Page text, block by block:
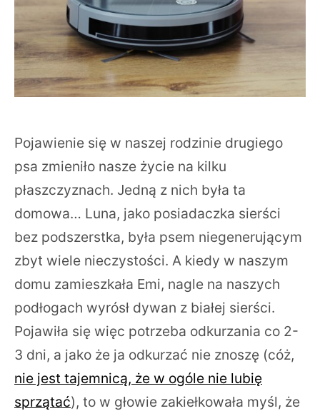
Pojawienie się w naszej rodzinie drugiego
psa zmieniło nasze życie na kilku
płaszczyznach. Jedną z nich była ta
domowa… Luna, jako posiadaczka sierści
bez podszerstka, była psem niegenerującym
zbyt wiele nieczystości. A kiedy w naszym
domu zamieszkała Emi, nagle na naszych
podłogach wyrósł dywan z białej sierści.
Pojawiła się więc potrzeba odkurzania co 2-
3 dni, a jako że ja odkurzać nie znoszę (cóż,
nie jest tajemnicą, że w ogóle nie lubię
sprzątać), to w głowie zakiełkowała myśl, że